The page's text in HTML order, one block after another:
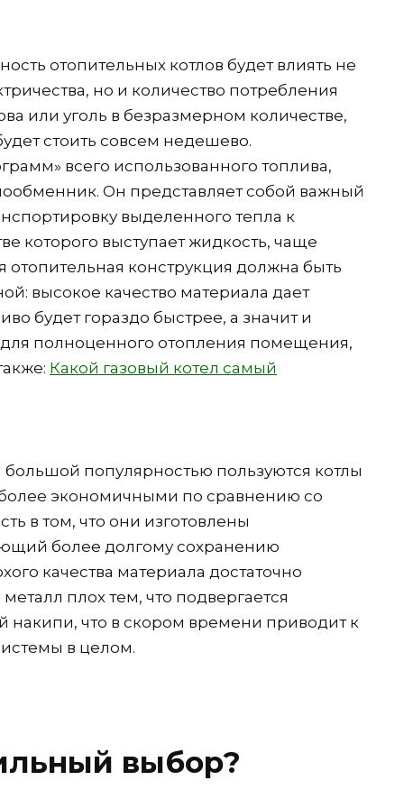
отопительных котлов будет влиять не
но и количество потребления
или уголь в безразмерном количестве,
стоить совсем недешево.
всего использованного топлива,
Он представляет собой важный
выделенного тепла к
которого выступает жидкость, чаще
отопительная конструкция должна быть
высокое качество материала дает
будет гораздо быстрее, а значит и
полноценного отопления помещения,
Какой газовый котел самый
популярностью пользуются котлы
экономичными по сравнению со
в том, что они изготовлены
более долгому сохранению
качества материала достаточно
плох тем, что подвергается
что в скором времени приводит к
в целом.
выбор?